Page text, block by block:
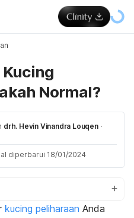
Kucing
Normal?
drh. Hevin Vinandra Louqen ·
diperbarui 18/01/2024
kucing peliharaan Anda